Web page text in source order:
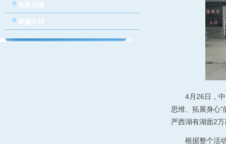
创新历程
经验介绍
4月26日，
思维、拓展身心
严西湖有湖面2
根据整个活